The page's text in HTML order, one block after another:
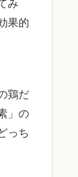
み
果的
鶏だ
」の
っち